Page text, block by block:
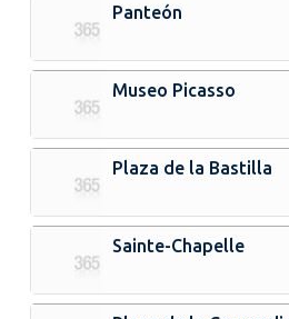
Panteón
Museo Picasso
Plaza de la Bastilla
Sainte-Chapelle